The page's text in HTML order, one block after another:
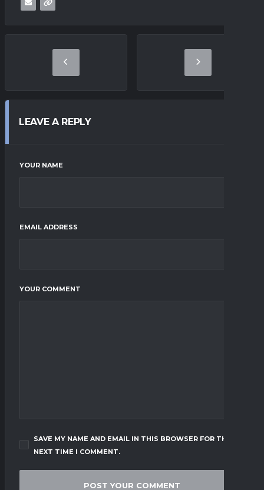
LEAVE A REPLY
YOUR NAME
EMAIL ADDRESS
YOUR COMMENT
SAVE MY NAME AND EMAIL IN THIS BROWSER FOR THE
NEXT TIME I COMMENT.